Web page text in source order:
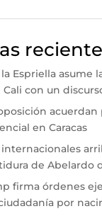
Espriella asume
con un
en Caracas
de Abelardo
firma órdenes
por